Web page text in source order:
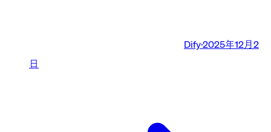
Dify·2025年12月2
日